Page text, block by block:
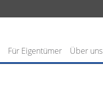
Für Eigentümer Über uns